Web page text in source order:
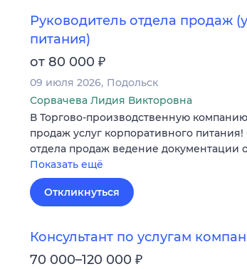
Руководитель отдела продаж
питания)
от 80 000 ₽
09 июля 2026 Подольск
Сорвачева Лидия Викторовна
В Торгово-производственную
продаж услуг корпоративного
отдела продаж ведение документации
Показать ещё
Откликнуться
Консультант по услугам
70 000–120 000 ₽